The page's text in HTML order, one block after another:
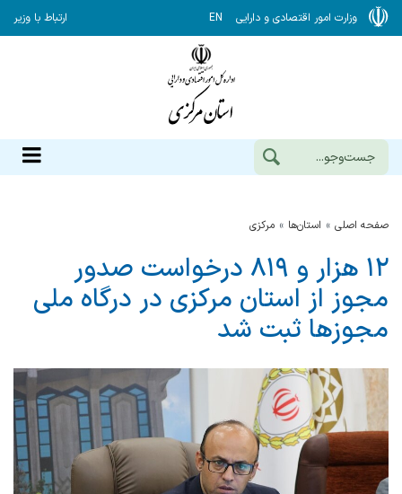
وزارت امور اقتصادی و دارایی EN ارتباط با وزیر
صفحه اصلی استان‌ها مركزي
۱۲ هزار و ۸۱۹ درخواست صدور
مجوز از استان مرکزی در درگاه ملی
مجوزها ثبت شد